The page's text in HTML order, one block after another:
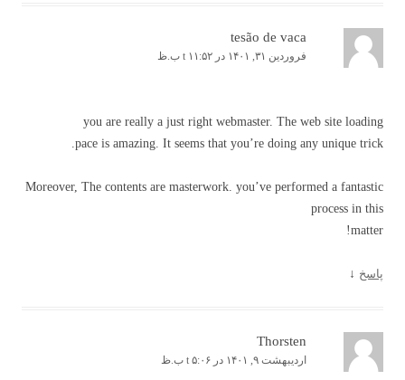
tesão de vaca
فروردین ۳۱, ۱۴۰۱ در t ۱۱:۵۲ ب.ظ
you are really a just right webmaster. The web site loading
pace is amazing. It seems that you’re doing any unique trick.
Moreover, The contents are masterwork. you’ve performed a fantastic
process in this
matter!
پاسخ ↓
Thorsten
اردیبهشت ۹, ۱۴۰۱ در t ۵:۰۶ ب.ظ